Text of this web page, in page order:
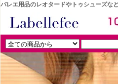
バレエ用品のレオタードやトゥシューズな